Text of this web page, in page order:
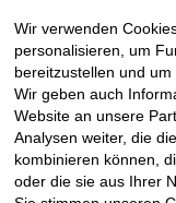
KI
Metaverse
Open AI
Anmelden zum RSS
Wir verwenden
personalisieren, um
bereitzustellen und
Wir geben auch
Website an unsere
Analysen weiter, die
kombinieren können,
oder die sie aus Ihrer